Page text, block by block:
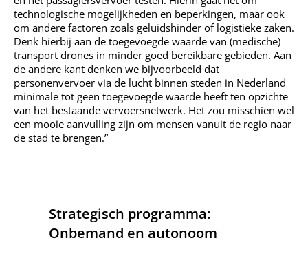
technologische mogelijkheden en beperkingen, maar ook
om andere factoren zoals geluidshinder of logistieke zaken.
Denk hierbij aan de toegevoegde waarde van (medische)
transport drones in minder goed bereikbare gebieden. Aan
de andere kant denken we bijvoorbeeld dat
personenvervoer via de lucht binnen steden in Nederland
minimale tot geen toegevoegde waarde heeft ten opzichte
van het bestaande vervoersnetwerk. Het zou misschien wel
een mooie aanvulling zijn om mensen vanuit de regio naar
de stad te brengen.”
Strategisch programma:
Onbemand en autonoom